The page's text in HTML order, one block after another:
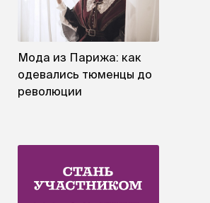
Мода из Парижа: как
одевались тюменцы до
революции